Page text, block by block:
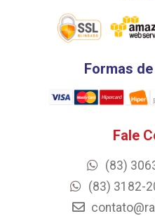
Formas
Fale
(83)
(83) 3182-